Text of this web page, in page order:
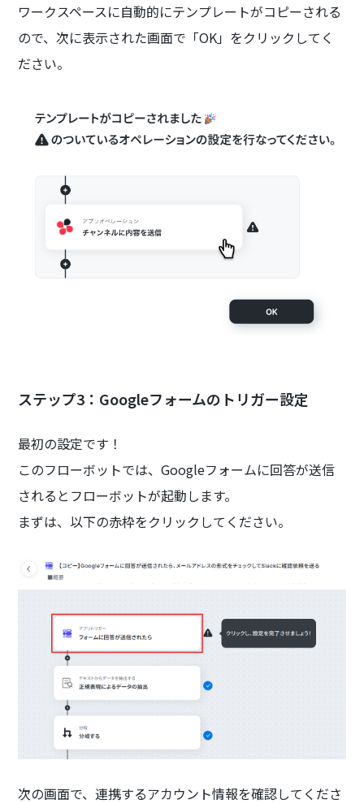
ワークスペースに自動的にテンプレートがコピーされる
ので、次に表示された画面で「OK」をクリックしてく
ださい。
ステップ3：Googleフォームのトリガー設定
最初の設定です！
このフローボットでは、Googleフォームに回答が送信
されるとフローボットが起動します。
まずは、以下の赤枠をクリックしてください。
次の画面で、連携するアカウント情報を確認してくださ